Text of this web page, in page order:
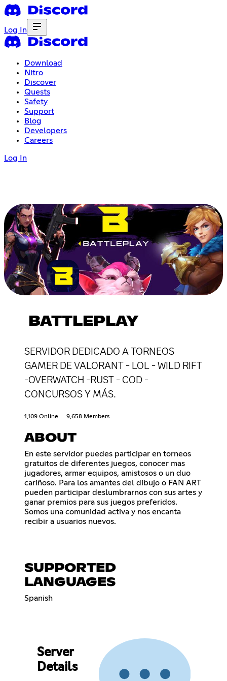
Log In
Download
Nitro
Discover
Quests
Safety
Support
Blog
Developers
Careers
Log In
BATTLEPLAY
SERVIDOR DEDICADO A TORNEOS
GAMER DE VALORANT - LOL - WILD RIFT
-OVERWATCH -RUST - COD -
CONCURSOS Y MÁS.
1,109 Online 9,658 Members
ABOUT
En este servidor puedes participar en torneos
gratuitos de diferentes juegos, conocer mas
jugadores, armar equipos, amistosos o un duo
cariñoso. Para los amantes del dibujo o FAN ART
pueden participar deslumbrarnos con sus artes y
ganar premios para sus juegos preferidos.
Somos una comunidad activa y nos encanta
recibir a usuarios nuevos.
SUPPORTED
LANGUAGES
Spanish
Server
Details